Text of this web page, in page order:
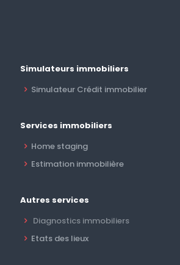
Simulateurs immobiliers
Simulateur Crédit immobilier
Services immobiliers
Home staging
Estimation immobilière
Autres services
Diagnostics immobiliers
Etats des lieux